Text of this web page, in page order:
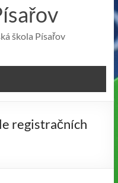
škola Písařov
registračních